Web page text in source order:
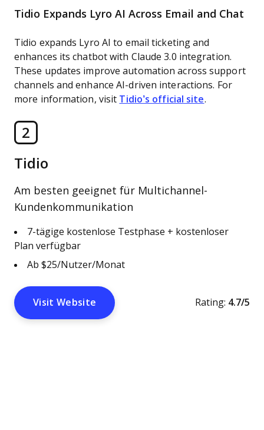
2
Tidio
Am besten geeignet für Multichannel-
Kundenkommunikation
7-tägige kostenlose Testphase + kostenloser
Plan verfügbar
Ab $25/Nutzer/Monat
Visit Website Rating: 4.7/5
Tidio Expands Lyro AI Across Email and Chat
Tidio expands Lyro AI to email ticketing and
enhances its chatbot with Claude 3.0 integration.
These updates improve automation across support
channels and enhance AI-driven interactions. For
more information, visit Tidio’s official site.